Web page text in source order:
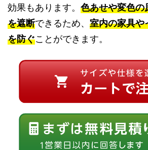
効果もあります。 色あせや変色の
を遮断できるため、 室内の家具や
を防ぐことができます。